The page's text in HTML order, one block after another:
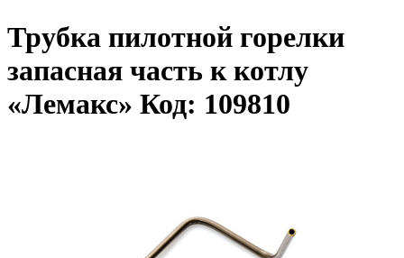
Трубка пилотной горелки
запасная часть к котлу
«Лемакс» Код: 109810